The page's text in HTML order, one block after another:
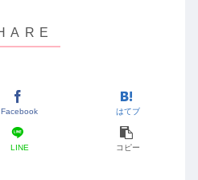
Facebook はてブ
LINE コピー